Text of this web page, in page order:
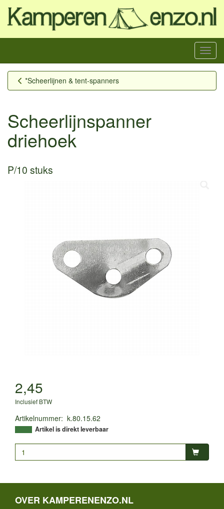
Menu
*Scheerlijnen & tent-spanners
Scheerlijnspanner
driehoek
P/10 stuks
2,45
Inclusief BTW
Artikelnummer: k.80.15.62
Artikel is direkt leverbaar
OVER KAMPERENENZO.NL